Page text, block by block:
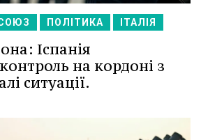
ПОЛІТИКА ІТАЛІЯ
Іспанія
на кордоні з
ситуації.